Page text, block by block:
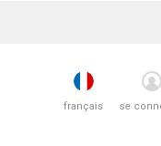
français se